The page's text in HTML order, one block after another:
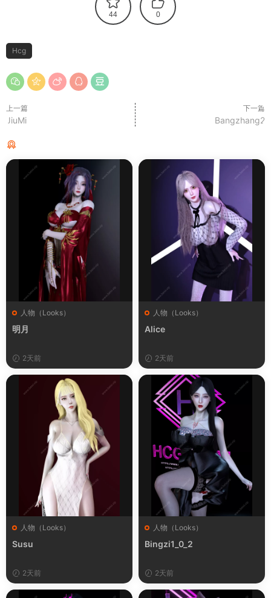
44 0
Hcg
上一篇
JiuMi
下一篇
Bangzhang2
人物（Looks）
明月
2天前
人物（Looks）
Alice
2天前
人物（Looks）
Susu
2天前
人物（Looks）
Bingzi1_0_2
2天前